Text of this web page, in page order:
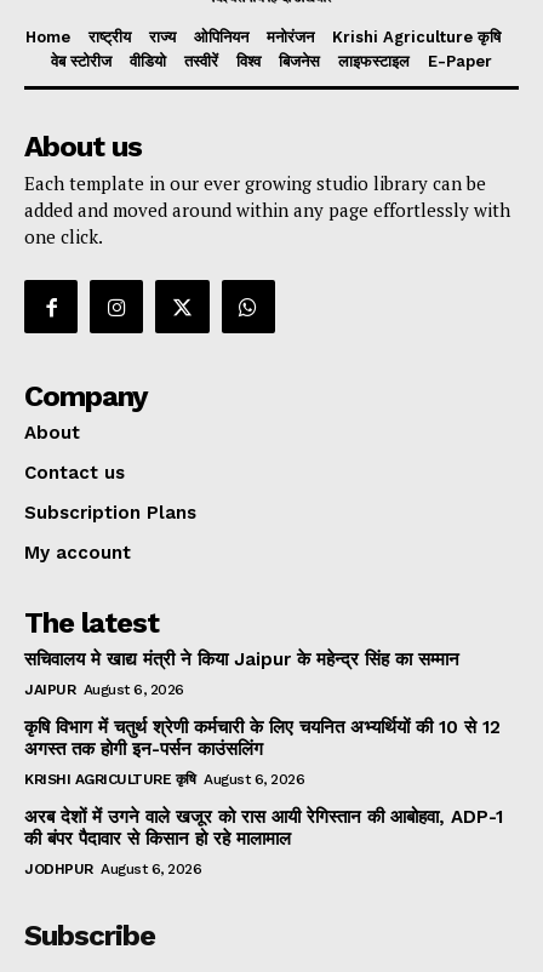
Home राष्ट्रीय राज्य ओपिनियन मनोरंजन
Krishi Agriculture कृषि
वेब स्टोरीज
वीडियो तस्वीरें विश्व बिजनेस लाइफस्टाइल E-Paper
About us
Each template in our ever growing studio library can be
added and moved around within any page effortlessly with
one click.
Company
About
Contact us
Subscription Plans
My account
The latest
सचिवालय मे खाद्य मंत्री ने किया Jaipur के महेन्द्र सिंह का सम्मान
JAIPUR August 6, 2026
कृषि विभाग में चतुर्थ श्रेणी कर्मचारी के लिए चयनित अभ्यर्थियों की 10 से 12
अगस्त तक होगी इन-पर्सन काउंसलिंग
KRISHI AGRICULTURE कृषि August 6, 2026
अरब देशों में उगने वाले खजूर को रास आयी रेगिस्तान की आबोहवा, ADP-1
की बंपर पैदावार से किसान हो रहे मालामाल
JODHPUR August 6, 2026
Subscribe